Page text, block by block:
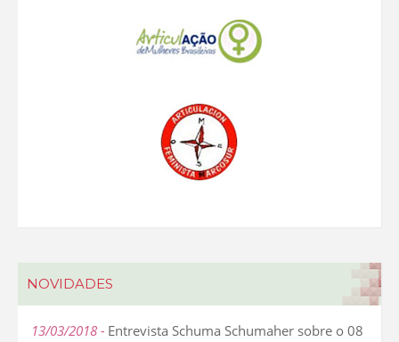
NOVIDADES
13/03/2018
Entrevista Schuma Schumaher sobre o 08